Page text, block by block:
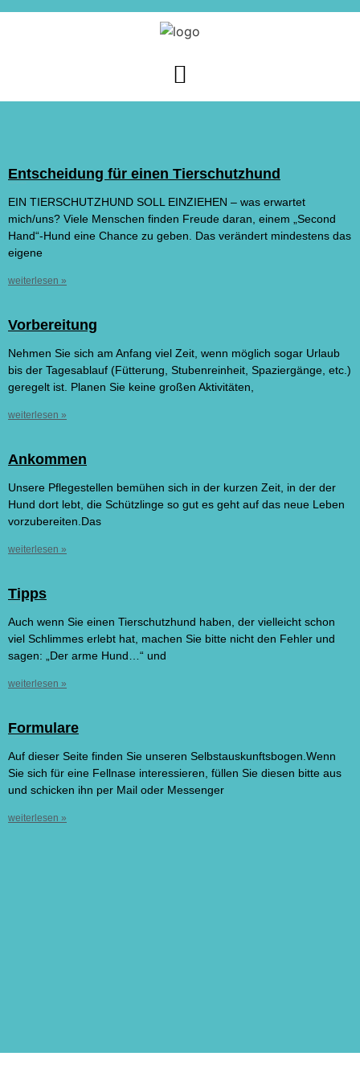
Entscheidung für einen Tierschutzhund
EIN TIERSCHUTZHUND SOLL EINZIEHEN – was erwartet
mich/uns? Viele Menschen finden Freude daran, einem „Second
Hand“-Hund eine Chance zu geben. Das verändert mindestens das
eigene
weiterlesen »
Vorbereitung
Nehmen Sie sich am Anfang viel Zeit, wenn möglich sogar Urlaub
bis der Tagesablauf (Fütterung, Stubenreinheit, Spaziergänge, etc.)
geregelt ist. Planen Sie keine großen Aktivitäten,
weiterlesen »
Ankommen
Unsere Pflegestellen bemühen sich in der kurzen Zeit, in der der
Hund dort lebt, die Schützlinge so gut es geht auf das neue Leben
vorzubereiten.Das
weiterlesen »
Tipps
Auch wenn Sie einen Tierschutzhund haben, der vielleicht schon
viel Schlimmes erlebt hat, machen Sie bitte nicht den Fehler und
sagen: „Der arme Hund…“ und
weiterlesen »
Formulare
Auf dieser Seite finden Sie unseren Selbstauskunftsbogen.Wenn
Sie sich für eine Fellnase interessieren, füllen Sie diesen bitte aus
und schicken ihn per Mail oder Messenger
weiterlesen »